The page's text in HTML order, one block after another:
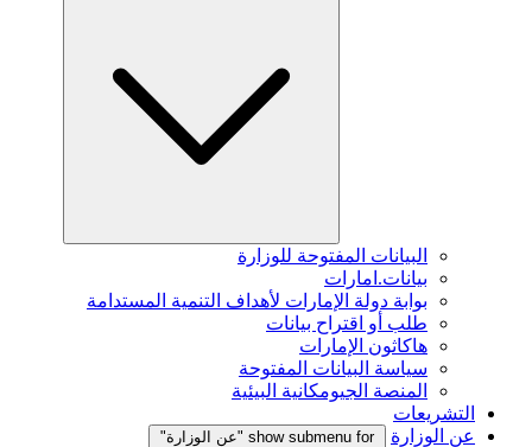
البيانات المفتوحة للوزارة
بيانات.امارات
بوابة دولة الإمارات لأهداف التنمية المستدامة
طلب أو اقتراح بيانات
هاكاثون الإمارات
سياسة البيانات المفتوحة
المنصة الجيومكانية البيئية
التشريعات
عن الوزارة
show submenu for "عن الوزارة"